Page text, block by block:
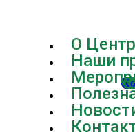
О
Наши